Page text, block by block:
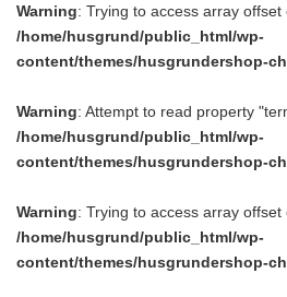
Warning: Trying to access array
/home/husgrund/public_html/wp-
content/themes/husgrundershop-
Warning: Attempt to read property
/home/husgrund/public_html/wp-
content/themes/husgrundershop-
Warning: Trying to access array
/home/husgrund/public_html/wp-
content/themes/husgrundershop-